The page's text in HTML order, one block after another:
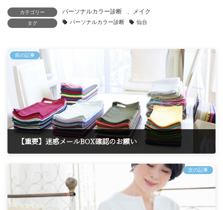
カテゴリー パーソナルカラー診断 メイク
タグ パーソナルカラー診断 仙台
前の記事
【重要】迷惑メールBOX確認のお願い
次の記事